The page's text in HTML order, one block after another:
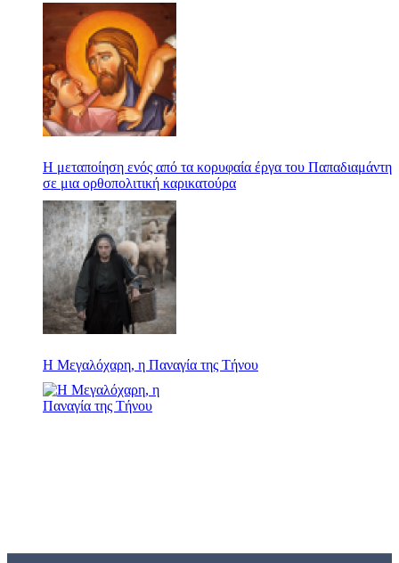
Η μεταποίηση ενός από τα κορυφαία έργα του Παπαδιαμάντη
σε μια ορθοπολιτική καρικατούρα
Η Μεγαλόχαρη, η Παναγία της Τήνου